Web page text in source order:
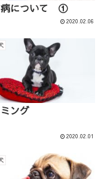
病について ①
2020.02.06
ング
2020.02.01